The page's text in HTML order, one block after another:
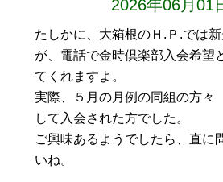
2026年06月01
たしかに、大箱根のＨ.Ｐ.では
が、電話で金時倶楽部入会希望
てくれますよ。
実際、５月の月例の同組の方々
して入会された方でした。
ご興味あるようでしたら、直に
いね。